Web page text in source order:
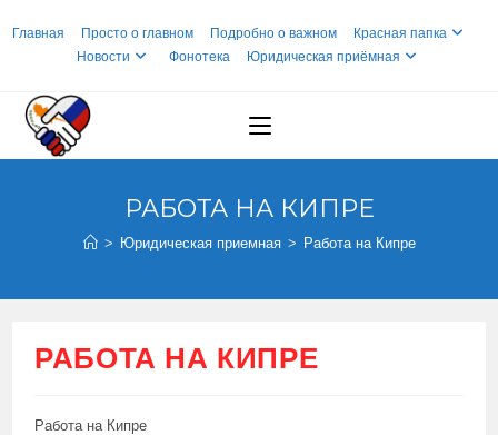
Главная Просто о главном Подробно о важном
Красная папка
Новости
Фонотека Юридическая приёмная
РАБОТА НА КИПРЕ
> Юридическая приемная > Работа на Кипре
РАБОТА НА КИПРЕ
Работа на Кипре